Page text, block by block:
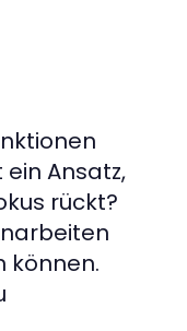
Ansatz,
rückt?
können.